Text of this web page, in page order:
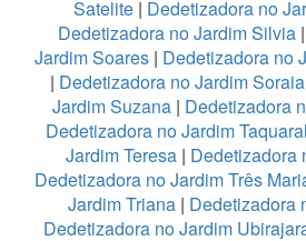
Satelite| Dedetizadora no
Dedetizadora no Jardim Silvia |
Jardim Soares| Dedetizadora no
| Dedetizadora no Jardim Soraia
Jardim Suzana | Dedetizadora
Dedetizadora no Jardim Taquaral
Jardim Teresa| Dedetizadora
Dedetizadora no Jardim Três
Jardim Triana| Dedetizadora
Dedetizadora no Jardim